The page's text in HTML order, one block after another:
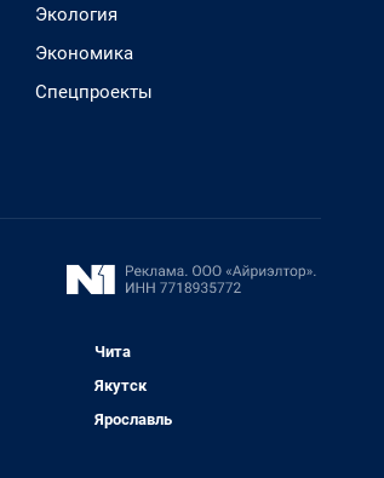
Экология
Экономика
Спецпроекты
Чита
Якутск
Ярославль